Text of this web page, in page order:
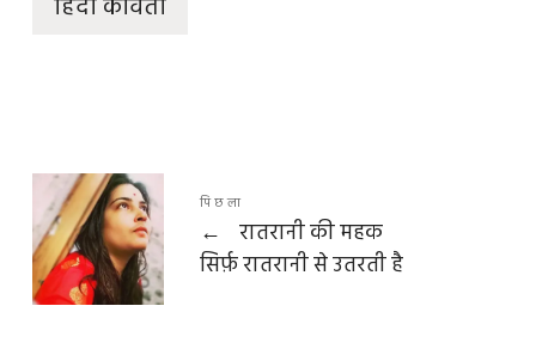
हिंदी कविता
पिछला
←
रातरानी की महक
सिर्फ़ रातरानी से उतरती है